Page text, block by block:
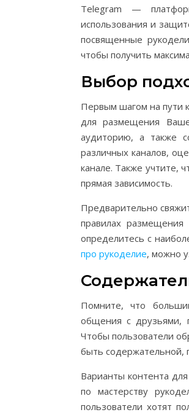
Telegram —
использования и
посвященные
чтобы получить
Выбор
Первым шагом на пути
для размещения
аудиторию, а также
различных каналов,
канале. Также учтите,
прямая зависимость.
Предварительно
правилах
определитесь с
про рукоделие, можно
Помните, что
общения с друзьями,
Чтобы пользователи
быть содержательной,
Варианты контента
по мастерству
пользователи хотят